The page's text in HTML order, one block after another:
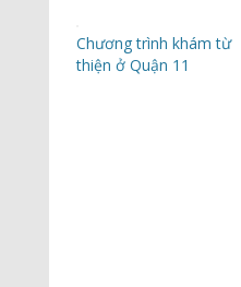
Chương trình khám từ
thiện ở Quận 11